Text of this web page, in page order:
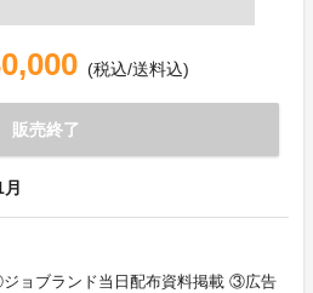
(税込/送料込)
販売終了
ョブランド当日配布資料掲載 ③広告